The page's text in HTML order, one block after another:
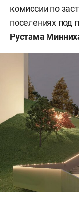
комиссии по
поселениях под
Рустама